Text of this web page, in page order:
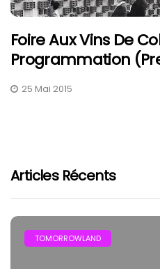
Foire Aux Vins De
Programmation
25 Mai 2015
Articles Récents
TOMORROWLAND